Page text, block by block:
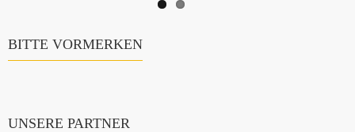
BITTE VORMERKEN
UNSERE PARTNER